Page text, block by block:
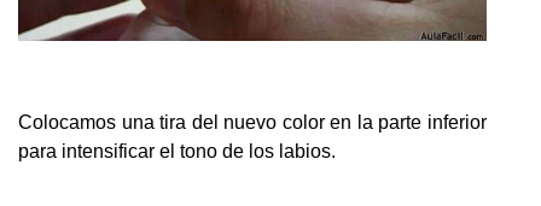
Colocamos una tira del nuevo color en la parte inferior
para intensificar el tono de los labios.